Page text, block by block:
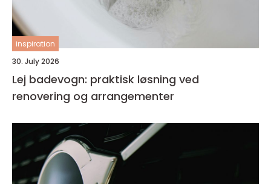
inspiration
30. July 2026
Lej badevogn: praktisk løsning ved
renovering og arrangementer